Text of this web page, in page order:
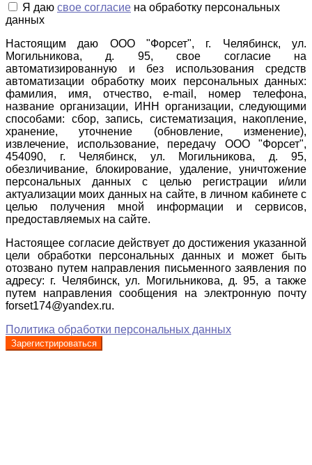
Я даю свое согласие на обработку персональных
данных
Настоящим даю ООО "Форсет", г. Челябинск, ул.
Могильникова, д. 95, свое согласие на
автоматизированную и без использования средств
автоматизации обработку моих персональных данных:
фамилия, имя, отчество, e-mail, номер телефона,
название организации, ИНН организации, следующими
способами: сбор, запись, систематизация, накопление,
хранение, уточнение (обновление, изменение),
извлечение, использование, передачу ООО "Форсет",
454090, г. Челябинск, ул. Могильникова, д. 95,
обезличивание, блокирование, удаление, уничтожение
персональных данных с целью регистрации и/или
актуализации моих данных на сайте, в личном кабинете с
целью получения мной информации и сервисов,
предоставляемых на сайте.
Настоящее согласие действует до достижения указанной
цели обработки персональных данных и может быть
отозвано путем направления письменного заявления по
адресу: г. Челябинск, ул. Могильникова, д. 95, а также
путем направления сообщения на электронную почту
forset174@yandex.ru.
Политика обработки персональных данных
Зарегистрироваться